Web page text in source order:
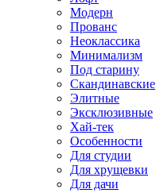
Модерн
Прованс
Неоклассика
Минимализм
Под старину
Скандинавские
Элитные
Эксклюзивные
Хай-тек
Особенности
Для студии
Для хрущевки
Для дачи